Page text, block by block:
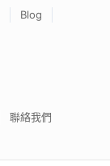
Blog
聯絡我們